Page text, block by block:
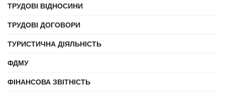
ТРУДОВІ ВІДНОСИНИ
ТРУДОВІ ДОГОВОРИ
ТУРИСТИЧНА ДІЯЛЬНІСТЬ
ФДМУ
ФІНАНСОВА ЗВІТНІСТЬ